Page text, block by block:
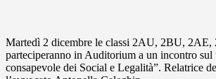
Martedì 2 dicembre le classi 2AU, 2BU, 2AE,
parteciperanno in Auditorium a un incontro sul
consapevole dei Social e Legalità”. Relatrice